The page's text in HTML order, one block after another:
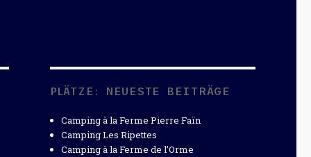
PLÄTZE: NEUESTE BEITRÄGE
Camping à la Ferme Pierre Faïn
Camping Les Ripettes
Camping à la Ferme de l’Orme